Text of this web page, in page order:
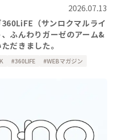
2026.07.13
（サンロクマルライ
ふんわりガーゼのアーム&
だきました。
360LIFE WEBマガジン